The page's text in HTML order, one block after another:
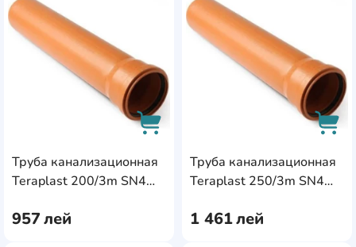
Труба канализационная
Teraplast 200/3m SN4
957лей
AddCardToCart
Труба канализационная
Teraplast 250/3m SN4
1 461лей